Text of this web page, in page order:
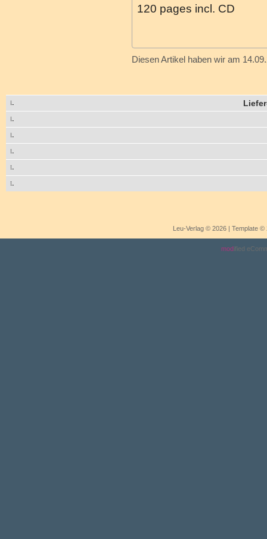
120 pages incl. CD
Diesen Artikel haben wir am
Leu-Verlag © 2026 | Template
modified